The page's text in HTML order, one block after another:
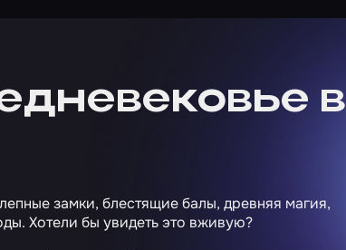
в
замки, блестящие балы, древняя магия,
Хотели бы увидеть это вживую?